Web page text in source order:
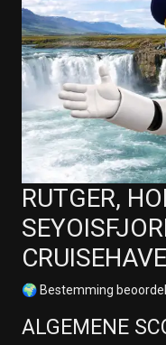
RUTGER,
🌍 Bestemming
ALGEMENE